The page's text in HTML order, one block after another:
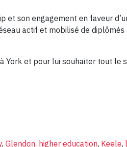
et son engagement en faveur
actif et mobilisé de
et pour lui souhaiter tout le
, Glendon, higher education, Keele,